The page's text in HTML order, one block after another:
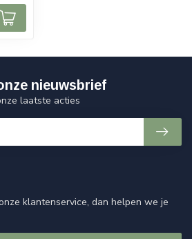
klantenservice, dan helpen we je
nieuwsbrief
laatste acties